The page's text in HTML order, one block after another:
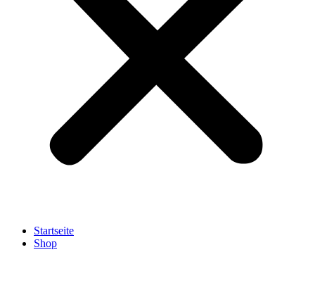
Startseite
Shop